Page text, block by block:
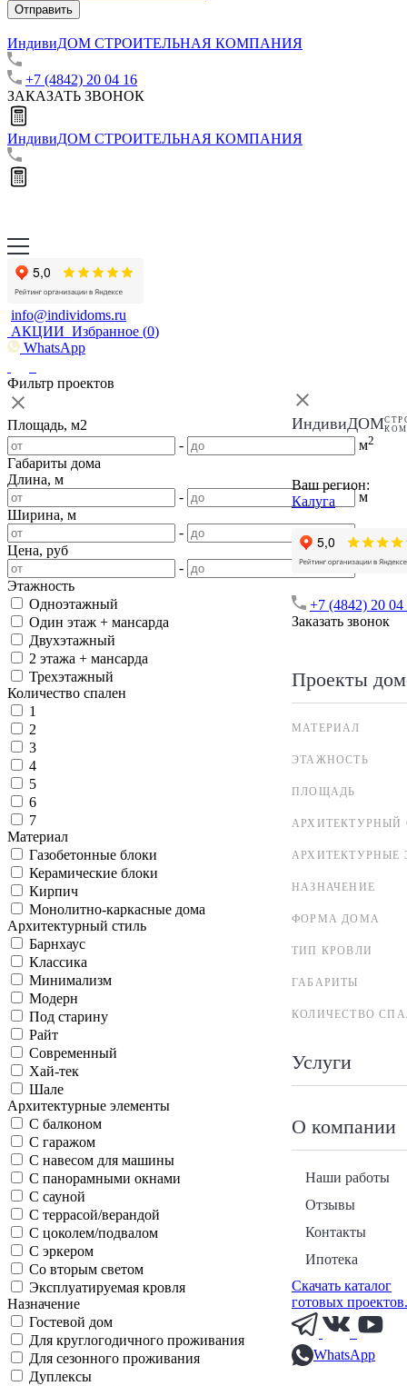
Отправить
ИндивиДОМ СТРОИТЕЛЬНАЯ КОМПАНИЯ
+7 (4842) 20 04 16
ЗАКАЗАТЬ ЗВОНОК
ИндивиДОМ СТРОИТЕЛЬНАЯ КОМПАНИЯ
info@individoms.ru
АКЦИИ Избранное (0)
WhatsApp
ИндивиДОМ
Ваш регион:
Калуга
+7 (4842) 20 04
Заказать звонок
Проекты
МАТЕРИАЛ
ЭТАЖНОСТЬ
ПЛОЩАДЬ
АРХИТЕКТУРНЫЙ
АРХИТЕКТУРНЫЕ
НАЗНАЧЕНИЕ
ФОРМА ДОМА
ТИП КРОВЛИ
ГАБАРИТЫ
КОЛИЧЕСТВО
Услуги
О компании
Наши работы
Отзывы
Контакты
Ипотека
Скачать каталог
готовых
WhatsApp
Фильтр проектов
Площадь, м2
-
м2
Габариты дома
Длина, м
-
м
Ширина, м
-
Цена, руб
-
Этажность
Одноэтажный
Один этаж + мансарда
Двухэтажный
2 этажа + мансарда
Трехэтажный
Количество спален
1
2
3
4
5
6
7
Материал
Газобетонные блоки
Керамические блоки
Кирпич
Монолитно-каркасные дома
Архитектурный стиль
Барнхаус
Классика
Минимализм
Модерн
Под старину
Райт
Современный
Хай-тек
Шале
Архитектурные элементы
С балконом
С гаражом
С навесом для машины
С панорамными окнами
С сауной
С террасой/верандой
С цоколем/подвалом
С эркером
Со вторым светом
Эксплуатируемая кровля
Назначение
Гостевой дом
Для круглогодичного проживания
Для сезонного проживания
Дуплексы